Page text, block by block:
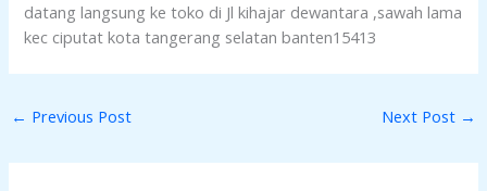
datang langsung ke toko di Jl kihajar dewantara ,sawah lama
kec ciputat kota tangerang selatan banten15413
← Previous Post Next Post →